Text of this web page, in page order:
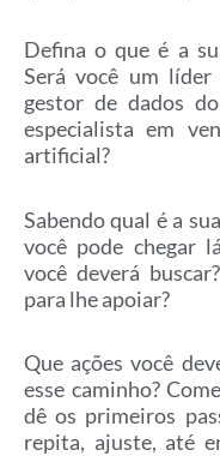
Defina o que é a
Será você um
gestor de dados
especialista em
artificial?
Sabendo qual é a
você pode chegar
você deverá
para lhe apoiar?
Que ações você
esse caminho?
dê os primeiros
repita, ajuste, até